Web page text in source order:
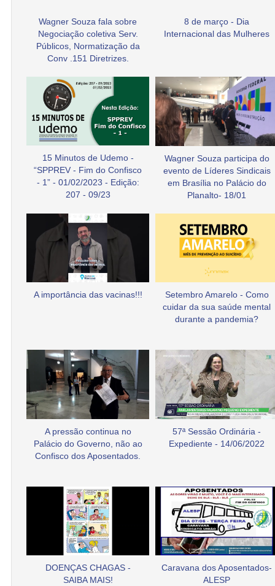
Wagner Souza fala sobre
Negociação coletiva Serv.
Públicos, Normatização da
Conv .151 Diretrizes.
8 de março - Dia
Internacional das Mulheres
15 Minutos de Udemo -
“SPPREV - Fim do Confisco
- 1” - 01/02/2023 - Edição:
207 - 09/23
Wagner Souza participa do
evento de Líderes Sindicais
em Brasília no Palácio do
Planalto- 18/01
A importância das vacinas!!!
Setembro Amarelo - Como
cuidar da sua saúde mental
durante a pandemia?
A pressão continua no
Palácio do Governo, não ao
Confisco dos Aposentados.
57ª Sessão Ordinária -
Expediente - 14/06/2022
DOENÇAS CHAGAS -
SAIBA MAIS!
Caravana dos Aposentados-
ALESP